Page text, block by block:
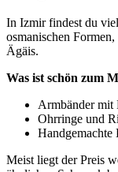
In Izmir findest du
osmanischen
Ägäis.
Was ist schön zum
Armbänder mit
Ohrringe und
Handgemachte
Meist liegt der Preis